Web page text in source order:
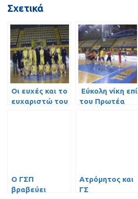
Σχετικά
Οι ευχές και το
ευχαριστώ του
Εύκολη νίκη επί
του Πρωτέα
O ΓΣΠ
βραβεύει
Ατρόμητος και
ΓΣ